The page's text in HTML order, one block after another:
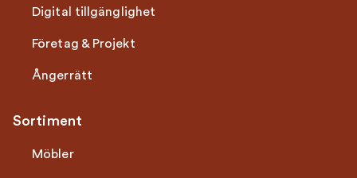
Digital tillgänglighet
Företag & Projekt
Ångerrätt
Sortiment
Möbler